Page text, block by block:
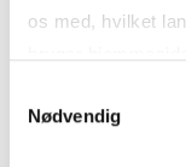
os med, hvilket
markedsføring.
Nødvendig